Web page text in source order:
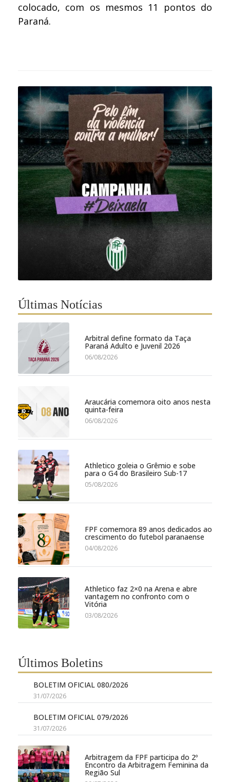
colocado, com os mesmos 11 pontos do
Paraná.
Últimas Notícias
Arbitral define formato da Taça
Paraná Adulto e Juvenil 2026
06/08/2026
Araucária comemora oito anos nesta
quinta-feira
06/08/2026
Athletico goleia o Grêmio e sobe
para o G4 do Brasileiro Sub-17
05/08/2026
FPF comemora 89 anos dedicados ao
crescimento do futebol paranaense
04/08/2026
Athletico faz 2×0 na Arena e abre
vantagem no confronto com o
Vitória
03/08/2026
Últimos Boletins
BOLETIM OFICIAL 080/2026
31/07/2026
BOLETIM OFICIAL 079/2026
31/07/2026
Arbitragem da FPF participa do 2º
Encontro da Arbitragem Feminina da
Região Sul